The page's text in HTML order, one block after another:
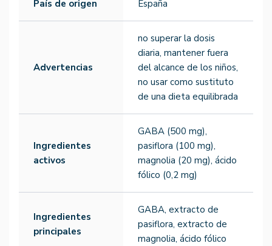
País de origen España
Advertencias
no superar la dosis
diaria, mantener fuera
del alcance de los niños,
no usar como sustituto
de una dieta equilibrada
Ingredientes
activos
GABA (500 mg),
pasiflora (100 mg),
magnolia (20 mg), ácido
fólico (0,2 mg)
Ingredientes
principales
GABA, extracto de
pasiflora, extracto de
magnolia, ácido fólico